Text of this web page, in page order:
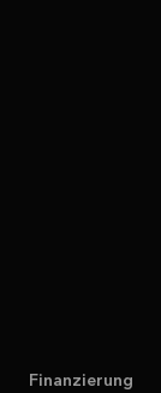
Finanzierung